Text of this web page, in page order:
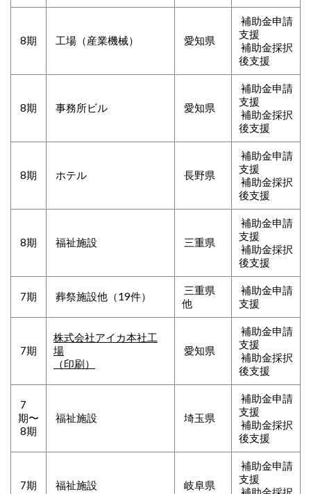
8期 工場（産業機械） 愛知県
補助金申請
支援
補助金採択
後支援
8期 事務所ビル 愛知県
補助金申請
支援
補助金採択
後支援
8期 ホテル 長野県
補助金申請
支援
補助金採択
後支援
8期 福祉施設 三重県
補助金申請
支援
補助金採択
後支援
7期 葬祭施設他（19件）
三重県
他
補助金申請
支援
7期
株式会社アイカ本社工
場
（印刷）
愛知県
補助金申請
支援
補助金採択
後支援
7
期〜
8期
福祉施設 埼玉県
補助金申請
支援
補助金採択
後支援
7期 福祉施設 岐阜県
補助金申請
支援